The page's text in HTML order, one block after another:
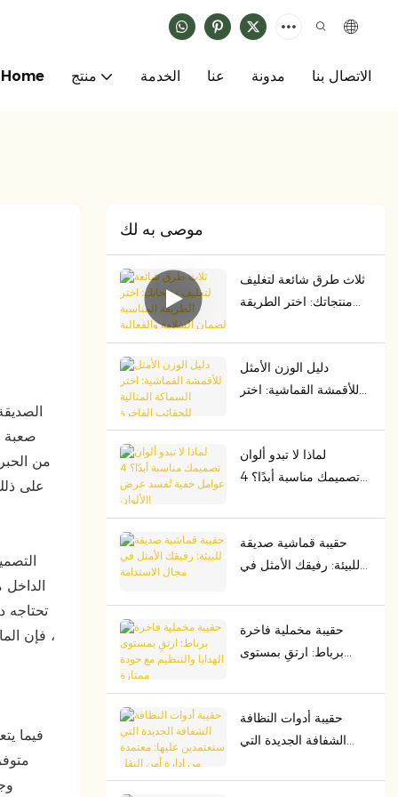
Home منتج الخدمة عنا مدونة الاتصال بنا
من
على
تحتاجه
، فإن
موصى به لك
ثلاث طرق شائعة لتغليف
منتجاتك: اختر الطريقة
والفعالية من حيث التكلفة
دليل الوزن الأمثل
للأقمشة القماشية: اختر
الفاخرة
لماذا لا تبدو ألوان
تصميمك مناسبة أبدًا؟ 4
الألوان!
حقيبة قماشية صديقة
للبيئة: رفيقك الأمثل في
حقيبة مخملية فاخرة
برباط: ارتقِ بمستوى
ممتازة
حقيبة أدوات النظافة
الشفافة الجديدة التي
من إدارة أمن النقل